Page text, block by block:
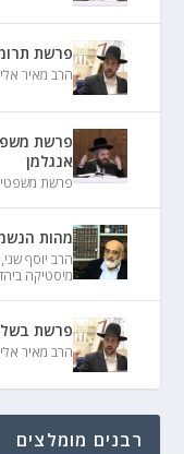
פרשת
הרב מאיר
פרשת
אנגלמן
פרשת
מהות
הרב יוסף שני,
מיסטיקה
פרשת
הרב מאיר
רבנים מומלצים